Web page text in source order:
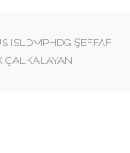
ISLDMPHDG ŞEFFAF
ÇALKALAYAN